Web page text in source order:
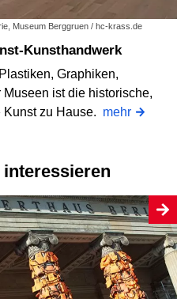
Museum Berggruen / hc-krass.de
Kunsthandwerk
Graphiken,
ist die historische,
zu Hause. mehr
interessieren